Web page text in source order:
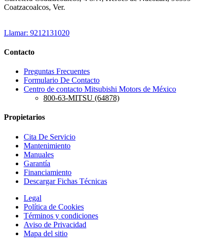
Coatzacoalcos, Ver.
Llamar: 9212131020
Contacto
Preguntas Frecuentes
Formulario De Contacto
Centro de contacto Mitsubishi Motors de México
800-63-MITSU (64878)
Propietarios
Cita De Servicio
Mantenimiento
Manuales
Garantía
Financiamiento
Descargar Fichas Técnicas
Legal
Política de Cookies
Términos y condiciones
Aviso de Privacidad
Mapa del sitio